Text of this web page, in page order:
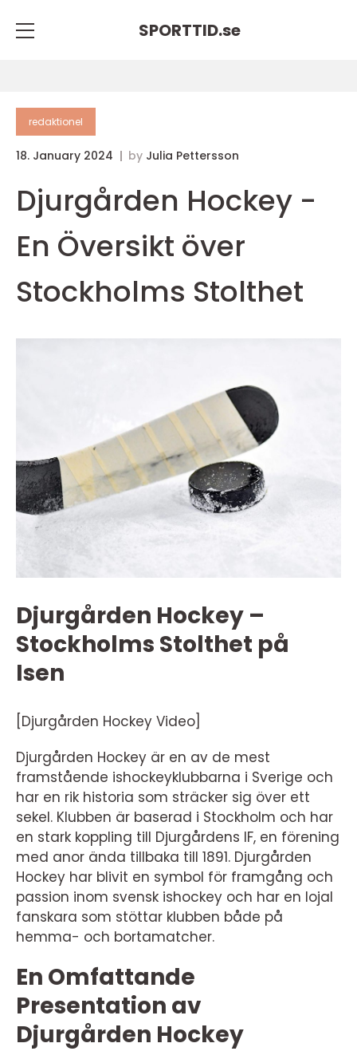
SPORTTID.se
redaktionel
18. January 2024 by Julia Pettersson
Djurgården Hockey -
En Översikt över
Stockholms Stolthet
Djurgården Hockey –
Stockholms Stolthet på
Isen
[Djurgården Hockey Video]
Djurgården Hockey är en av de mest
framstående ishockeyklubbarna i Sverige och
har en rik historia som sträcker sig över ett
sekel. Klubben är baserad i Stockholm och har
en stark koppling till Djurgårdens IF, en förening
med anor ända tillbaka till 1891. Djurgården
Hockey har blivit en symbol för framgång och
passion inom svensk ishockey och har en lojal
fanskara som stöttar klubben både på
hemma- och bortamatcher.
En Omfattande
Presentation av
Djurgården Hockey